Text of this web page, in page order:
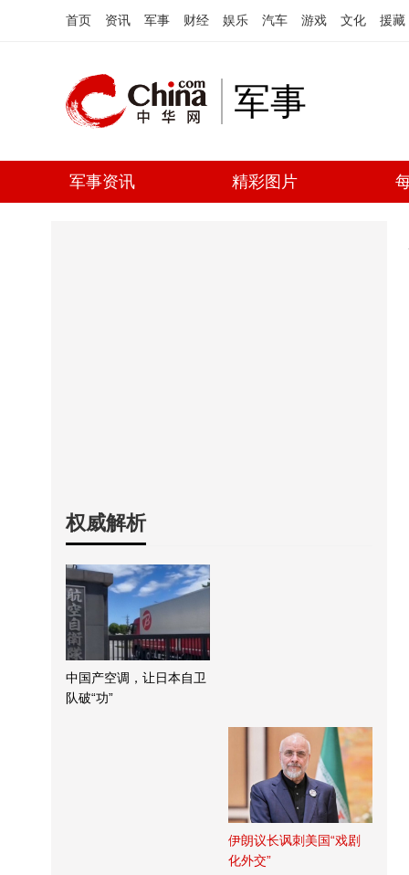
首页 资讯 军事 财经 娱乐 汽车 游戏 文化 援藏
军事
军事资讯 精彩图片
权威解析
中国产空调，让日本自卫
队破“功”
伊朗议长讽刺美国“戏剧
化外交”